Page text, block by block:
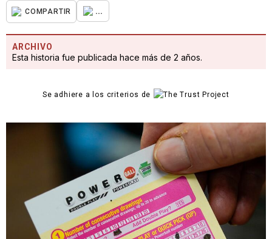
COMPARTIR ...
ARCHIVO
Esta historia fue publicada hace más de 2 años.
Se adhiere a los criterios de